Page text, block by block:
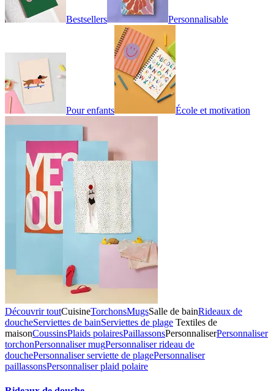
Bestsellers Personnalisable
Pour enfants École et motivation
Découvrir toutCuisineTorchonsMugsSalle de bainRideaux de
doucheServiettes de bainServiettes de plage Textiles de
maisonCoussinsPlaids polairesPaillassonsPersonnaliserPersonnaliser
torchonPersonnaliser mugPersonnaliser rideau de
douchePersonnaliser serviette de plagePersonnaliser
paillassonsPersonnaliser plaid polaire